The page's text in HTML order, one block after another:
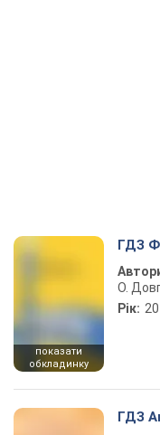
показати
обкладинку
ГДЗ
О.
Рік:
ГДЗ